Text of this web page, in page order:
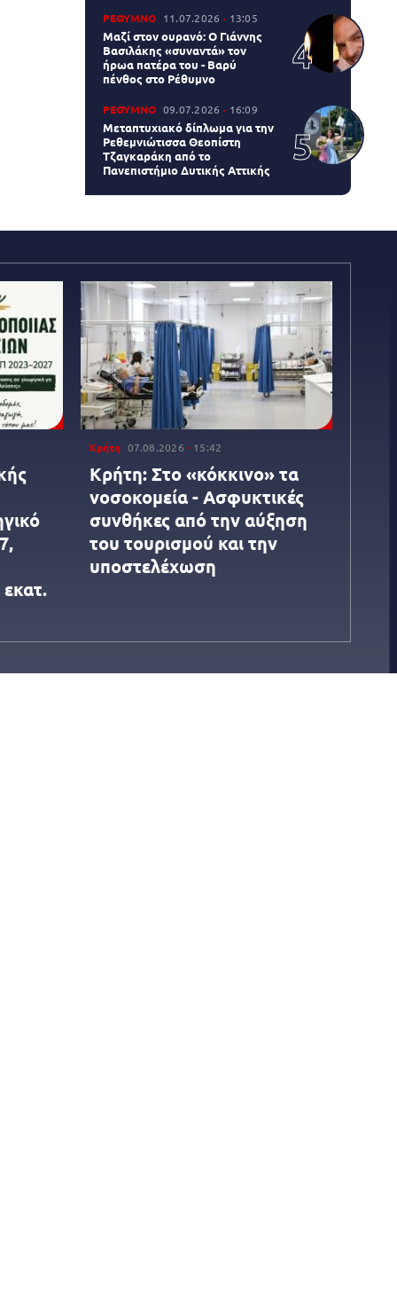
ΡΕΘΥΜΝΟ 11.07.2026 13:05
Μαζί στον ουρανό: Ο Γιάννης
Βασιλάκης «συναντά» τον
ήρωα πατέρα του - Βαρύ
πένθος στο Ρέθυμνο
ΡΕΘΥΜΝΟ 09.07.2026 16:09
Μεταπτυχιακό δίπλωμα για την
Ρεθεμνιώτισσα Θεοπίστη
Τζαγκαράκη από το
Πανεπιστήμιο Δυτικής Αττικής
Κρήτη 07.08.2026 15:42
Κρήτη: Στο «κόκκινο» τα
νοσοκομεία - Ασφυκτικές
συνθήκες από την αύξηση
του τουρισμού και την
υποστελέχωση